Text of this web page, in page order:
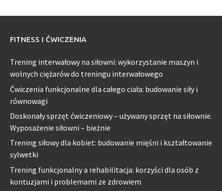
FITNESS I ĆWICZENIA
Trening interwałowy na siłowni: wykorzystanie maszyn i
wolnych ciężarów do treningu interwałowego
Ćwiczenia funkcjonalne dla całego ciała: budowanie siły i
równowagi
Doskonały sprzęt ćwiczeniowy – używany sprzęt na siłownie.
Wyposażenie siłowni – bieżnie
Trening siłowy dla kobiet: budowanie mięśni i kształtowanie
sylwetki
Trening funkcjonalny a rehabilitacja: korzyści dla osób z
kontuzjami i problemami ze zdrowiem